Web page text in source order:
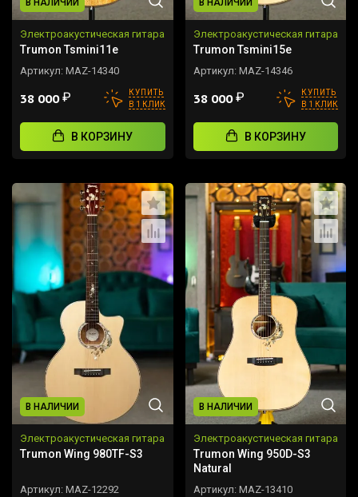
В НАЛИЧИИ
Электроакустическая гитара
Trumon Tsmini11e
Артикул: MAZ-14340
38 000₽
КУПИТЬ
В 1 КЛИК
В КОРЗИНУ
В НАЛИЧИИ
Электроакустическая гитара
Trumon Tsmini15e
Артикул: MAZ-14346
38 000₽
КУПИТЬ
В 1 КЛИК
В КОРЗИНУ
В НАЛИЧИИ
Электроакустическая гитара
Trumon Wing 980TF-S3
Артикул: MAZ-12292
В НАЛИЧИИ
Электроакустическая гитара
Trumon Wing 950D-S3
Natural
Артикул: MAZ-13410